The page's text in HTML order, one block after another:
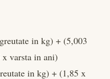
in kg) + (5,003
varsta in ani)
in kg) + (1,85 x